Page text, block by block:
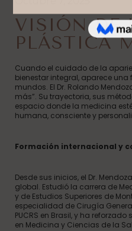
VISIÓN DE
PLÁSTICA
Cuando el cuidado de la
bienestar integral, aparece
mundos. El Dr. Rolando
más”. Su trayectoria, sus
espacio donde la medicina
humana, consciente y
Formación internacional y
Desde sus inicios, el Dr.
global. Estudió la carrera de
y de Estudios Superiores de
especialidad de Cirugía
PUCRS en Brasil, y ha
en Medicina y Ciencias de la